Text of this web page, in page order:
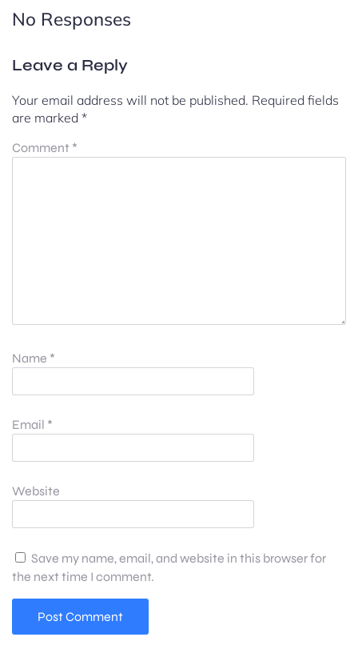
No Responses
Leave a Reply
Your email address will not be published. Required fields
are marked *
Comment *
Name *
Email *
Website
Save my name, email, and website in this browser for
the next time I comment.